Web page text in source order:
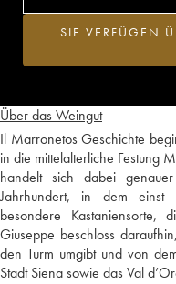
Über das Weingut
Il Marronetos Geschichte
in die mittelalterliche Festung
handelt sich dabei
Jahrhundert, in dem
besondere
Giuseppe beschloss
den Turm umgibt und von
Stadt Siena sowie das Val
SIE VERFÜGEN